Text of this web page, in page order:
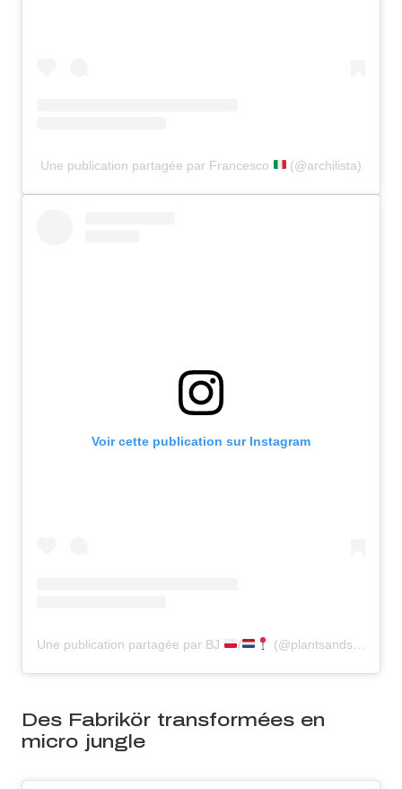
Une publication partagée par Francesco (@archilista)
Voir cette publication sur Instagram
Une publication partagée par BJ / (@plantsandstuff_nl)
Des Fabrikör transformées en
micro jungle